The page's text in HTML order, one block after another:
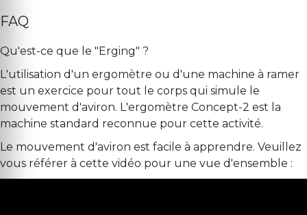
FAQ
Qu'est-ce que le "Erging" ?
L'utilisation d'un ergomètre ou d'une machine à ramer
est un exercice pour tout le corps qui simule le
mouvement d'aviron. L'ergomètre Concept-2 est la
machine standard reconnue pour cette activité.
Le mouvement d'aviron est facile à apprendre. Veuillez
vous référer à cette vidéo pour une vue d'ensemble :